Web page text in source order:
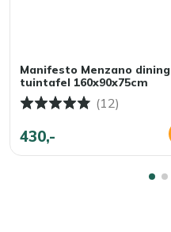
Manifesto Menzano dining
tuintafel 160x90x75cm
(12)
430,-